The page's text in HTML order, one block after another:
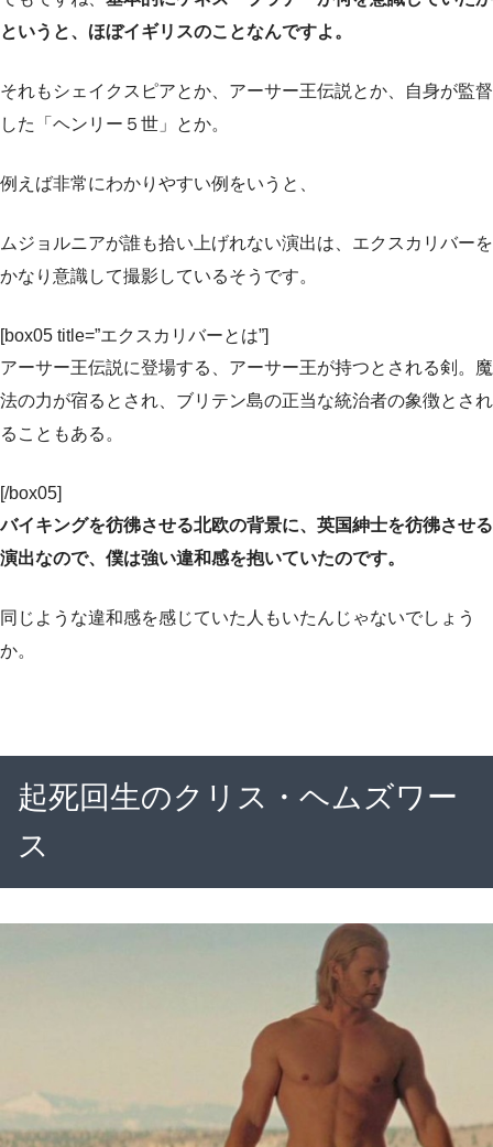
というと、ほぼイギリスのことなんですよ。
それもシェイクスピアとか、アーサー王伝説とか、自身が監督
した「ヘンリー５世」とか。
例えば非常にわかりやすい例をいうと、
ムジョルニアが誰も拾い上げれない演出は、エクスカリバーを
かなり意識して撮影しているそうです。
[box05 title=”エクスカリバーとは”]
アーサー王伝説に登場する、アーサー王が持つとされる剣。魔
法の力が宿るとされ、ブリテン島の正当な統治者の象徴とされ
ることもある。
[/box05]
バイキングを彷彿させる北欧の背景に、英国紳士を彷彿させる
演出なので、僕は強い違和感を抱いていたのです。
同じような違和感を感じていた人もいたんじゃないでしょう
か。
起死回生のクリス・ヘムズワー
ス